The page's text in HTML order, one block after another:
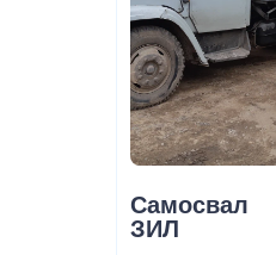
Самосвал
ЗИЛ